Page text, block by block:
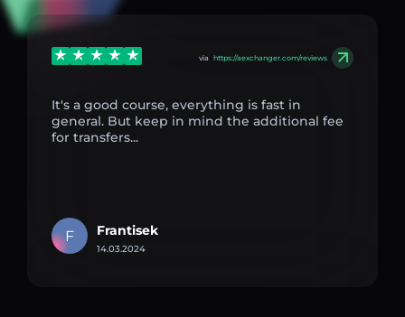
via https://aexchanger.com/reviews
It's a good course, everything is fast in
general. But keep in mind the additional fee
for transfers...
F Frantisek
14.03.2024